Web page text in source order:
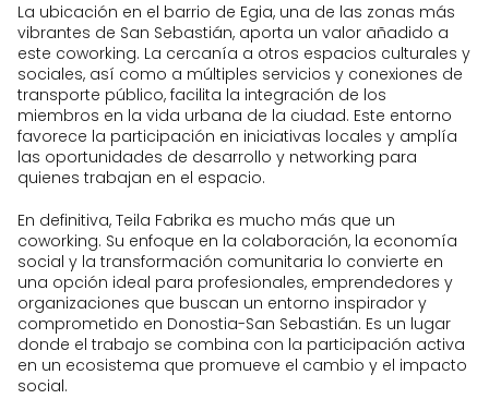
La ubicación en el barrio de Egia, una de las zonas más
vibrantes de San Sebastián, aporta un valor añadido a
este coworking. La cercanía a otros espacios culturales y
sociales, así como a múltiples servicios y conexiones de
transporte público, facilita la integración de los
miembros en la vida urbana de la ciudad. Este entorno
favorece la participación en iniciativas locales y amplía
las oportunidades de desarrollo y networking para
quienes trabajan en el espacio.
En definitiva, Teila Fabrika es mucho más que un
coworking. Su enfoque en la colaboración, la economía
social y la transformación comunitaria lo convierte en
una opción ideal para profesionales, emprendedores y
organizaciones que buscan un entorno inspirador y
comprometido en Donostia-San Sebastián. Es un lugar
donde el trabajo se combina con la participación activa
en un ecosistema que promueve el cambio y el impacto
social.